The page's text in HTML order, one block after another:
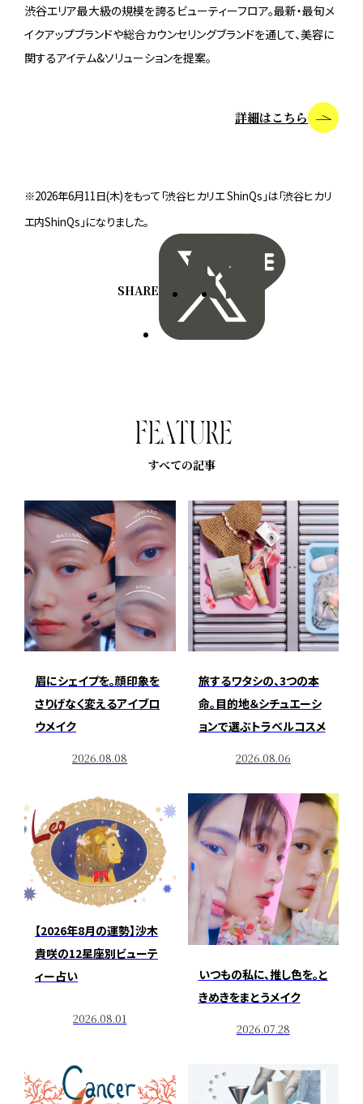
渋谷エリア最大級の規模を誇るビューティーフロア。最新・最旬メ
イクアップブランドや総合カウンセリングブランドを通して、美容に
関するアイテム&ソリューションを提案。
詳細はこちら
※2026年6月11日(木)をもって「渋谷ヒカリエ ShinQs」は「渋谷ヒカリ
エ内ShinQs」になりました。
SHARE
FEAT URE
すべての記事
眉にシェイプを。顔印象を
さりげなく変えるアイブロ
ウメイク
2026.08.08
旅するワタシの、3つの本
命。目的地＆シチュエーシ
ョンで選ぶトラベルコスメ
2026.08.06
【2026年8月の運勢】沙木
貴咲の12星座別ビューテ
ィー占い
2026.08.01
いつもの私に、推し色を。と
きめきをまとうメイク
2026.07.28